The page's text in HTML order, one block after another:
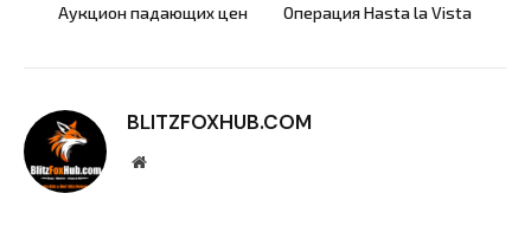
Аукцион падающих цен Операция Hasta la Vista
BLITZFOXHUB.COM
Website